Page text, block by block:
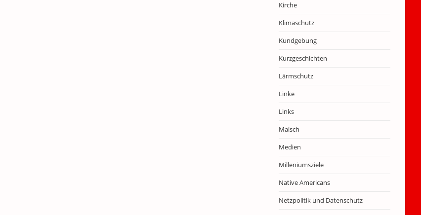
Kirche
Klimaschutz
Kundgebung
Kurzgeschichten
Lärmschutz
Linke
Links
Malsch
Medien
Milleniumsziele
Native Americans
Netzpolitik und Datenschutz